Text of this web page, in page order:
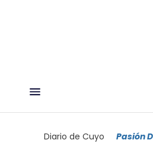
Diario de Cuyo Pasión